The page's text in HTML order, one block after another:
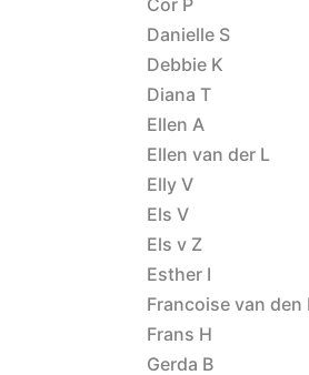
Cor P
Danielle S
Debbie K
Diana T
Ellen A
Ellen van der L
Elly V
Els V
Els v Z
Esther I
Francoise van den
Frans H
Gerda B